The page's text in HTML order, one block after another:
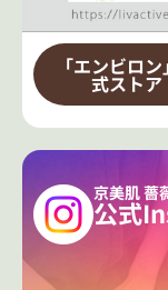
「エンビロ
式ストア
京美肌 薔
公式